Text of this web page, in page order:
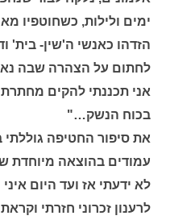
ימים ולילות, כשחוטפיו
הזדהו כאנשי ה'שין- בית'
לחתום על הצהרה שבה
אני תכננתי להקים
בכוח הנשק…"
את סיפור החטיפה גוללתי
לא ידעתי אז ועד היום איני
לרענון זכרוני חזרתי